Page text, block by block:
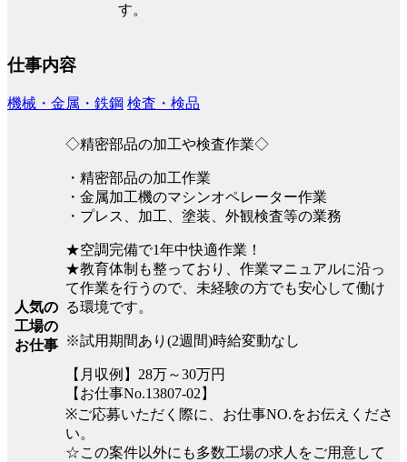
す。
仕事内容
機械・金属・鉄鋼 検査・検品
人気の
工場の
お仕事
◇精密部品の加工や検査作業◇
・精密部品の加工作業
・金属加工機のマシンオペレーター作業
・プレス、加工、塗装、外観検査等の業務
★空調完備で1年中快適作業！
★教育体制も整っており、作業マニュアルに沿っ
て作業を行うので、未経験の方でも安心して働け
る環境です。
※試用期間あり(2週間)時給変動なし
【月収例】28万～30万円
【お仕事No.13807-02】
※ご応募いただく際に、お仕事NO.をお伝えくださ
い。
☆この案件以外にも多数工場の求人をご用意して